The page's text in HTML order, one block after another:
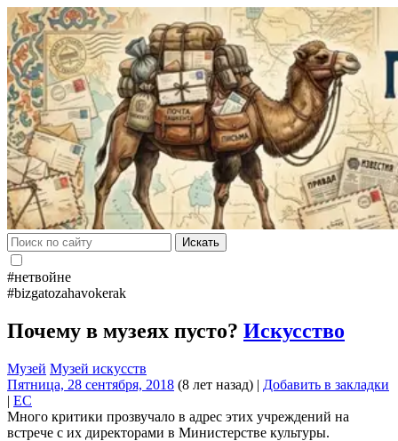
Искать
#нетвойне
#bizgatozahavokerak
Почему в музеях пусто? Искусство
Музей Музей искусств
Пятница, 28 сентября, 2018 (8 лет назад) | Добавить в закладки
| EC
Много критики прозвучало в адрес этих учреждений на
встрече с их директорами в Министерстве культуры.